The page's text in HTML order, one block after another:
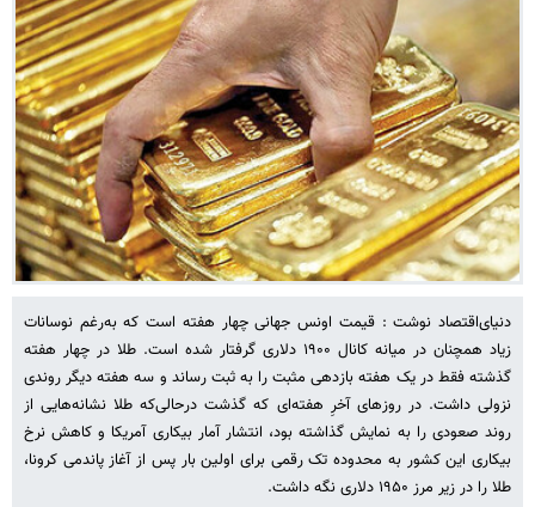
دنیای‌اقتصاد نوشت : قیمت اونس جهانی چهار هفته است که به‌رغم نوسانات
زیاد همچنان در میانه کانال ۱۹۰۰ دلاری گرفتار شده است. طلا در چهار هفته
گذشته فقط در یک هفته بازدهی مثبت را به ثبت رساند و سه هفته دیگر روندی
نزولی داشت. در روزهای آخرِ هفته‌ای که گذشت درحالی‌که طلا نشانه‌هایی از
روند صعودی را به نمایش گذاشته بود، انتشار آمار بیکاری آمریکا و کاهش نرخ
بیکاری این کشور به محدوده تک رقمی برای اولین بار پس از آغاز پاندمی کرونا،
طلا را در زیر مرز ۱۹۵۰ دلاری نگه داشت.